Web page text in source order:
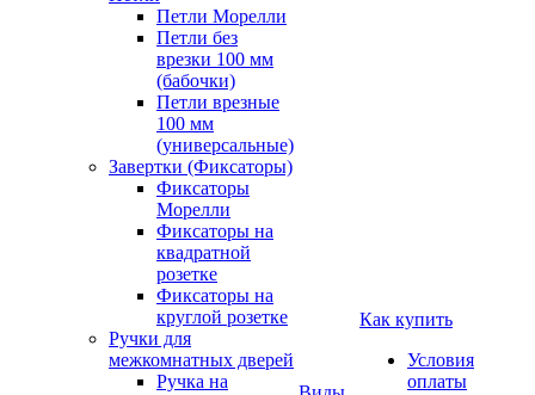
Петли Морелли
Петли без
врезки 100 мм
(бабочки)
Петли врезные
100 мм
(универсальные)
Завертки (Фиксаторы)
Фиксаторы
Морелли
Фиксаторы на
квадратной
розетке
Фиксаторы на
круглой розетке
Ручки для
межкомнатных дверей
Ручка на
Как купить
Условия
оплаты